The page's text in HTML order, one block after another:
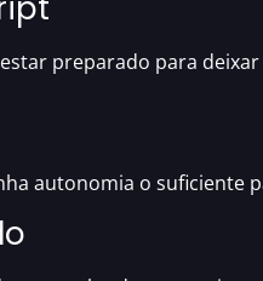
preparado para deixar
autonomia o suficiente